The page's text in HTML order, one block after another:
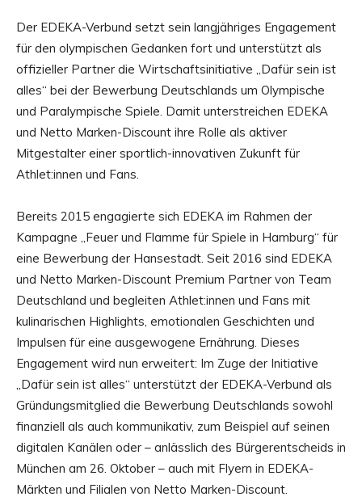
Der EDEKA-Verbund setzt sein langjähriges Engagement
für den olympischen Gedanken fort und unterstützt als
offizieller Partner die Wirtschaftsinitiative „Dafür sein ist
alles“ bei der Bewerbung Deutschlands um Olympische
und Paralympische Spiele. Damit unterstreichen EDEKA
und Netto Marken-Discount ihre Rolle als aktiver
Mitgestalter einer sportlich-innovativen Zukunft für
Athlet:innen und Fans.
Bereits 2015 engagierte sich EDEKA im Rahmen der
Kampagne „Feuer und Flamme für Spiele in Hamburg“ für
eine Bewerbung der Hansestadt. Seit 2016 sind EDEKA
und Netto Marken-Discount Premium Partner von Team
Deutschland und begleiten Athlet:innen und Fans mit
kulinarischen Highlights, emotionalen Geschichten und
Impulsen für eine ausgewogene Ernährung. Dieses
Engagement wird nun erweitert: Im Zuge der Initiative
„Dafür sein ist alles“ unterstützt der EDEKA-Verbund als
Gründungsmitglied die Bewerbung Deutschlands sowohl
finanziell als auch kommunikativ, zum Beispiel auf seinen
digitalen Kanälen oder – anlässlich des Bürgerentscheids in
München am 26. Oktober – auch mit Flyern in EDEKA-
Märkten und Filialen von Netto Marken-Discount.